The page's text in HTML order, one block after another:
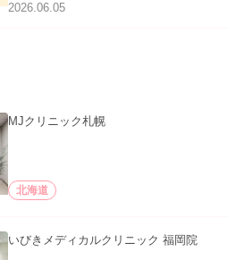
2026.06.05
MJクリニック札幌
北海道
いびきメディカルクリニック 福岡院